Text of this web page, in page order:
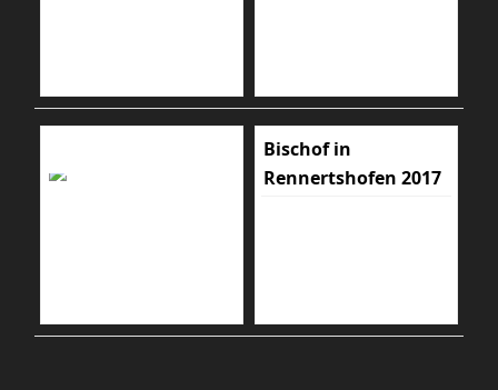
Bischof in
Rennertshofen 2017